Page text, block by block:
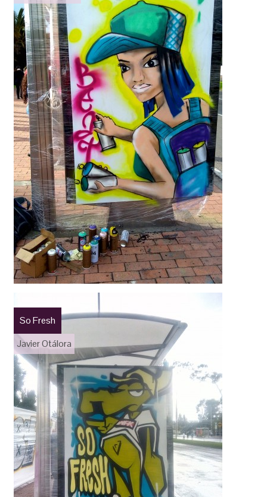
So Fresh
Javier Otálora